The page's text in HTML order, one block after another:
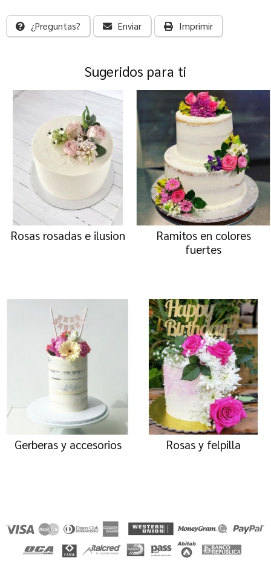
¿Preguntas? Enviar Imprimir
Sugeridos para ti
Rosas rosadas e ilusion
Ramitos en colores
fuertes
Gerberas y accesorios Rosas y felpilla